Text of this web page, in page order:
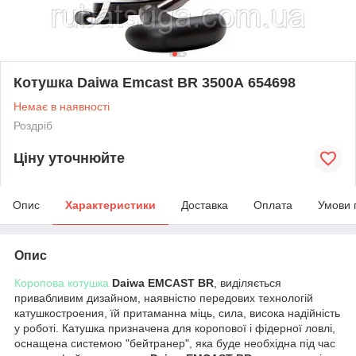
Котушка Daiwa Emcast BR 3500А 654698
Немає в наявності
Роздріб
Ціну уточнюйте
Опис Характеристики Доставка Оплата Умови
Опис
Коропова котушка Daiwa EMCAST BR , виділяється
привабливим дизайном, наявністю передових технологій
катушкостроения, їй притаманна міць, сила, висока надійність
у роботі. Катушка призначена для коропової і фідерної ловлі,
оснащена системою "бейтранер", яка буде необхідна під час